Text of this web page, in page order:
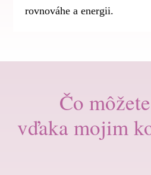
rovnováhe a energii.
Čo
vďaka mojim